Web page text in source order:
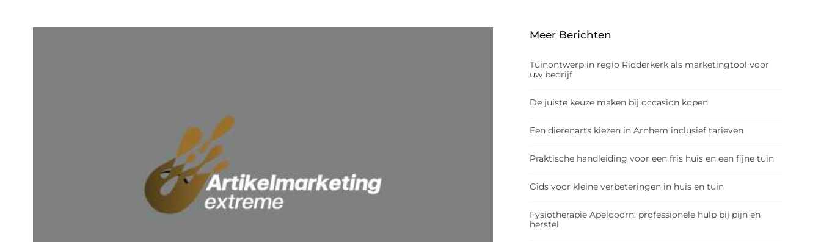
Meer Berichten
Tuinontwerp in regio Ridderkerk als marketingtool voor
uw bedrijf
De juiste keuze maken bij occasion kopen
Een dierenarts kiezen in Arnhem inclusief tarieven
Praktische handleiding voor een fris huis en een fijne tuin
Gids voor kleine verbeteringen in huis en tuin
Fysiotherapie Apeldoorn: professionele hulp bij pijn en
herstel